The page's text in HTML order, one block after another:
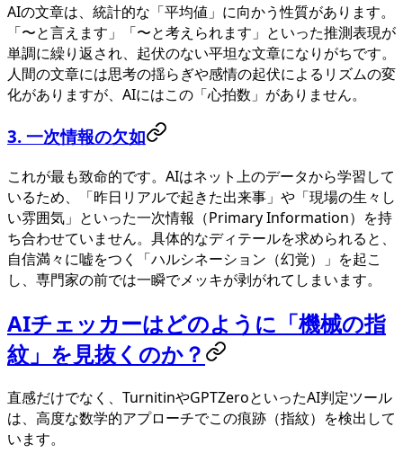
AIの文章は、統計的な「平均値」に向かう性質があります。
「〜と言えます」「〜と考えられます」といった推測表現が
単調に繰り返され、起伏のない平坦な文章になりがちです。
人間の文章には思考の揺らぎや感情の起伏によるリズムの変
化がありますが、AIにはこの「心拍数」がありません。
3. 一次情報の欠如
これが最も致命的です。AIはネット上のデータから学習して
いるため、「昨日リアルで起きた出来事」や「現場の生々し
い雰囲気」といった一次情報（Primary Information）を持
ち合わせていません。具体的なディテールを求められると、
自信満々に嘘をつく「ハルシネーション（幻覚）」を起こ
し、専門家の前では一瞬でメッキが剥がれてしまいます。
AIチェッカーはどのように「機械の指
紋」を見抜くのか？
直感だけでなく、TurnitinやGPTZeroといったAI判定ツール
は、高度な数学的アプローチでこの痕跡（指紋）を検出して
います。